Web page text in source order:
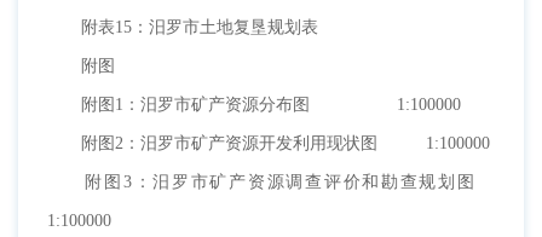
附表15：汨罗市土地复垦规划表
附图
附图1：汨罗市矿产资源分布图 1:100000
附图2：汨罗市矿产资源开发利用现状图 1:100000
附图3：汨罗市矿产资源调查评价和勘查规划图
1:100000